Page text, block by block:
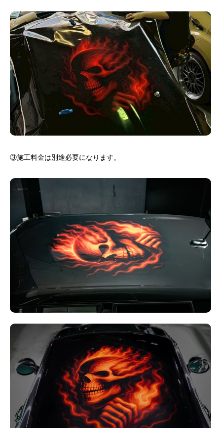
③施工料金は別途必要になります。